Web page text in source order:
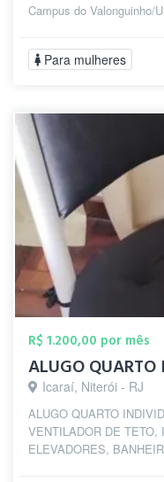
Campus do Valonguinho/
Para mulheres
R$ 1.200,00 por mês
Icaraí, Niterói - RJ
ALUGO QUARTO
VENTILADOR DE TETO,
ELEVADORES,